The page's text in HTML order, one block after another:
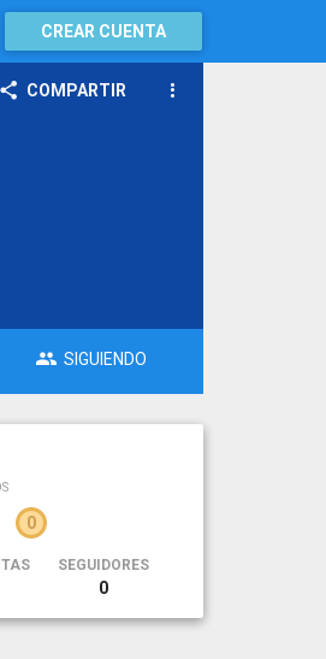
CREAR CUENTA
COMPARTIR
SIGUIENDO
0
SEGUIDORES
0